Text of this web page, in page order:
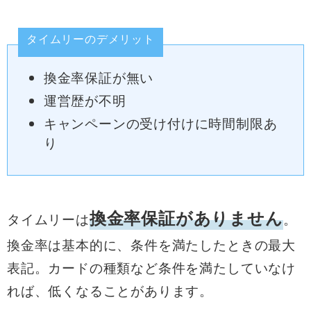
タイムリーのデメリット
換金率保証が無い
運営歴が不明
キャンペーンの受け付けに時間制限あ
り
タイムリーは換金率保証がありません。
換金率は基本的に、条件を満たしたときの最大
表記。カードの種類など条件を満たしていなけ
れば、低くなることがあります。